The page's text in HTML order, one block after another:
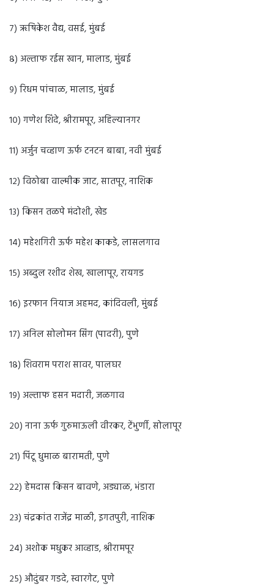
७) ऋषिकेश वैद्य, वसई, मुंबई
८) अल्ताफ रईस खान, मालाड, मुंबई
९) रिधम पांचाळ, मालाड, मुंबई
१०) गणेश शिंदे, श्रीरामपूर, अहिल्यानगर
११) अर्जुन चव्हाण ऊर्फ टनटन बाबा, नवी मुंबई
१२) विठोबा वाल्मीक जाट, सातपूर, नाशिक
१३) किसन तळपे मंदोशी, खेड
१४) महेशगिरी ऊर्फ महेश काकडे, लासलगाव
१५) अब्दुल रशीद शेख, खालापूर, रायगड
१६) इरफान नियाज अहमद, कांदिवली, मुंबई
१७) अनिल सोलोमन सिंग (पादरी), पुणे
१८) शिवराम पराश सावर, पालघर
१९) अल्ताफ हसन मदारी, जळगाव
२०) नाना ऊर्फ गुरुमाऊली वीरकर, टेंभुर्णी, सोलापूर
२१) पिंटू धुमाळ बारामती, पुणे
२२) हेमदास किसन बावणे, अड्याळ, भंडारा
२३) चंद्रकांत राजेंद्र माळी, इगतपुरी, नाशिक
२४) अशोक मधुकर आव्हाड, श्रीरामपूर
२५) औदुंबर गडदे, स्वारगेट, पुणे